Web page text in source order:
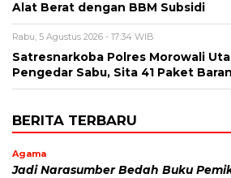
Alat Berat dengan BBM Subsidi
Rabu, 5 Agustus 2026 - 17:34 WIB
Satresnarkoba Polres Morowali
Pengedar Sabu, Sita 41 Paket
BERITA TERBARU
Agama
Jadi Narasumber Bedah Buku